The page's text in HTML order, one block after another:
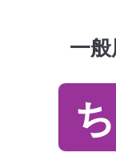
一
ち